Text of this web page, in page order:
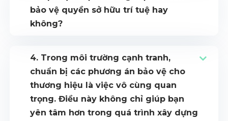
bảo vệ quyền sở hữu trí tuệ hay
không?
4. Trong môi trường cạnh tranh,
chuẩn bị các phương án bảo vệ cho
thương hiệu là việc vô cùng quan
trọng. Điều này không chỉ giúp bạn
yên tâm hơn trong quá trình xây dựng